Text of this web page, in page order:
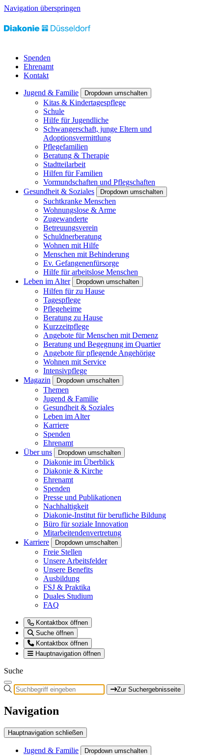
Navigation überspringen
Spenden
Ehrenamt
Kontakt
Jugend & Familie Dropdown umschalten
Kitas & Kindertagespflege
Schule
Hilfe für Jugendliche
Schwangerschaft, junge Eltern und
Adoptionsvermittlung
Pflegefamilien
Beratung & Therapie
Stadtteilarbeit
Hilfen für Familien
Vormundschaften und Pflegschaften
Gesundheit & Soziales
Dropdown umschalten
Suchtkranke Menschen
Wohnungslose & Arme
Zugewanderte
Betreuungsverein
Schuldnerberatung
Wohnen mit Hilfe
Menschen mit Behinderung
Ev. Gefangenenfürsorge
Hilfe für arbeitslose Menschen
Leben im Alter
Dropdown umschalten
Hilfen für zu Hause
Tagespflege
Pflegeheime
Beratung zu Hause
Kurzzeitpflege
Angebote für Menschen mit Demenz
Beratung und Begegnung im Quartier
Angebote für pflegende Angehörige
Wohnen mit Service
Intensivpflege
Magazin
Dropdown umschalten
Themen
Jugend & Familie
Gesundheit & Soziales
Leben im Alter
Karriere
Spenden
Ehrenamt
Über uns
Dropdown umschalten
Diakonie im Überblick
Diakonie & Kirche
Ehrenamt
Spenden
Presse und Publikationen
Nachhaltigkeit
Diakonie-Institut für berufliche Bildung
Büro für soziale Innovation
Mitarbeitendenvertretung
Karriere
Dropdown umschalten
Freie Stellen
Unsere Arbeitsfelder
Unsere Benefits
Ausbildung
FSJ & Praktika
Duales Studium
FAQ
Kontaktbox öffnen
Suche öffnen
Kontaktbox öffnen
Hauptnavigation öffnen
Suche
Zur Suchergebnisseite
Navigation
Hauptnavigation schließen
Jugend & Familie Dropdown umschalten